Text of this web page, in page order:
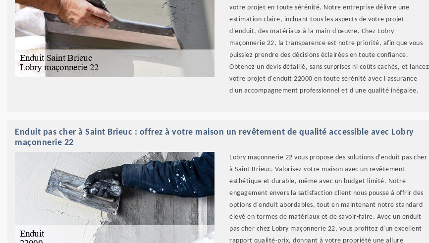
votre projet en toute sérénité. Notre entreprise délivre une
estimation claire, incluant tous les aspects de votre projet
d'enduit, des matériaux à la main-d'œuvre. Chez Lobry
maçonnerie 22, la transparence est notre priorité, afin que vous
puissiez prendre des décisions éclairées en toute confiance.
Obtenez un devis détaillé, sans surprises ni coûts cachés, et lancez
votre projet d'enduit 22000 en toute sérénité avec l'assurance
d'un accompagnement professionnel et d'une qualité inégalée.
Enduit pas cher à Saint Brieuc : offrez à votre maison un revêtement de qualité accessible avec Lobry
maçonnerie 22
Lobry maçonnerie 22 vous propose des solutions d'enduit pas cher
à Saint Brieuc. Valorisez votre maison avec un revêtement
esthétique et durable, même avec un budget limité. Notre
engagement envers la satisfaction client nous pousse à offrir des
options d'enduit abordables, tout en maintenant notre standard
élevé en termes de matériaux et de savoir-faire. Avec un enduit
pas cher chez Lobry maçonnerie 22, vous profitez d'un excellent
rapport qualité-prix, donnant à votre propriété une allure